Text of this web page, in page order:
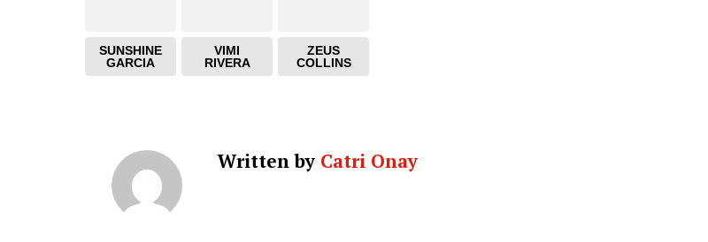
SUNSHINE
GARCIA
VIMI
RIVERA
ZEUS
COLLINS
Written by Catri Onay